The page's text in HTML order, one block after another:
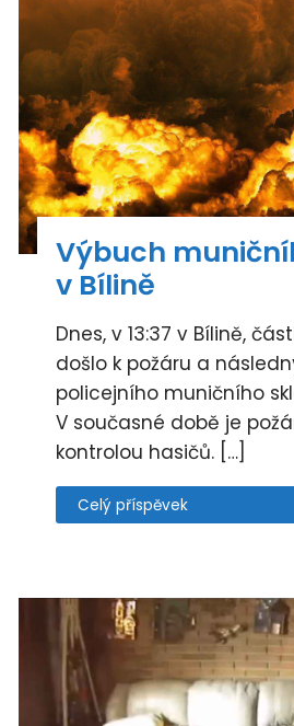
Výbuch
v Bílině
Dnes, v 13:37 v Bílině,
došlo k požáru a
policejního muničního
V současné době je
kontrolou hasičů. […]
Celý příspěvek